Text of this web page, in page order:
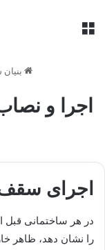
اجرا و
اجرای سقف
در هر ساختمانی قبل
را نشان دهد، ظاهر